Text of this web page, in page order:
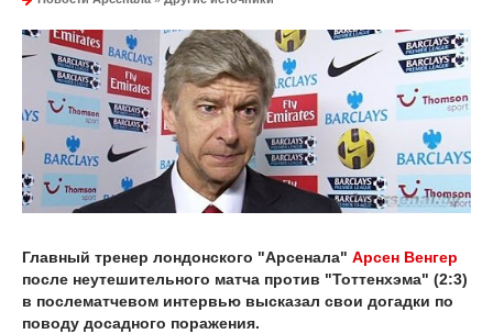
Главный тренер лондонского "Арсенала" Арсен Венгер
после неутешительного матча против "Тоттенхэма" (2:3)
в послематчевом интервью высказал свои догадки по
поводу досадного поражения.